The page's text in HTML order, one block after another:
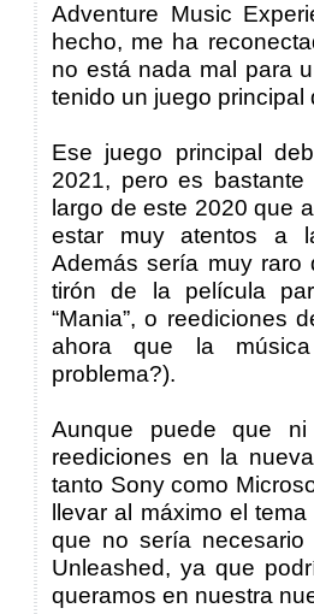
Adventure Music
hecho, me ha
no está nada mal para
tenido un juego principal
Ese juego principal
2021, pero es
largo de este 2020 que
estar muy atentos a
Además sería muy raro
tirón de la película
“Mania”, o reediciones
ahora que la
problema?).
Aunque puede que
reediciones en la
tanto Sony como
llevar al máximo el
que no sería
Unleashed, ya que
queramos en nuestra